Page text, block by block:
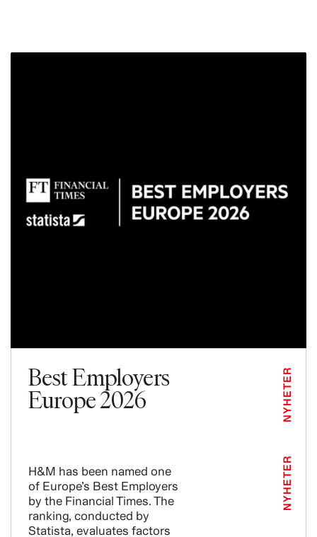
Best Employers
Europe 2026
H&M has been named one
of Europe’s Best Employers
by the Financial Times. The
ranking, conducted by
Statista, evaluates factors
NYHETER
NYHETER